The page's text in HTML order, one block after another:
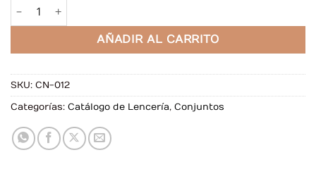
Conjunto Viviana Negro cantidad
AÑADIR AL CARRITO
SKU: CN-012
Categorías: Catálogo de Lencería, Conjuntos